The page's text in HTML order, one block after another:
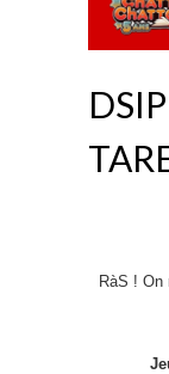
RàS ! On